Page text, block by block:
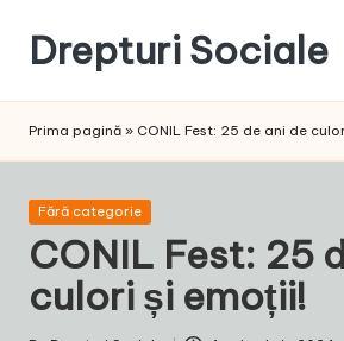
content
Drepturi Sociale
Sociale:
Ta,
Schimbarea
Noastră!
Prima pagină » CONIL Fest: 25 de ani de
Posted
Fără categorie
CONIL Fest: 25
culori și emoții!